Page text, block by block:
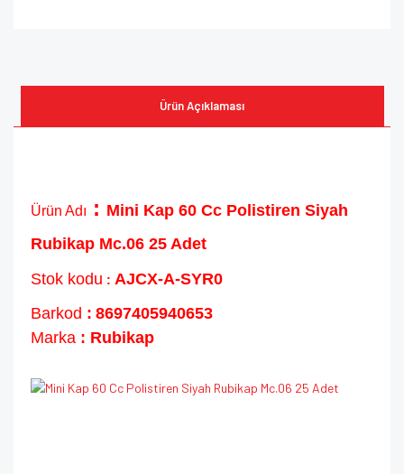
Ürün Açıklaması
Ürün Adı : Mini Kap 60 Cc Polistiren Siyah
Rubikap Mc.06 25 Adet
Stok kodu : AJCX-A-SYR0
Barkod : 8697405940653
Marka : Rubikap